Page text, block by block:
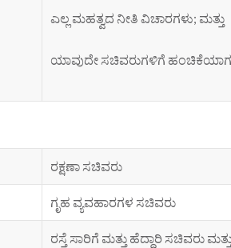
ಎಲ್ಲ ಮಹತ್ವದ ನೀತಿ ವಿಚಾರಗಳು; ಮತ್ತು
ಯಾವುದೇ ಸಚಿವರುಗಳಿಗೆ
ರಕ್ಷಣಾ ಸಚಿವರು
ಗೃಹ ವ್ಯವಹಾರಗಳ ಸಚಿವರು
ರಸ್ತೆ ಸಾರಿಗೆ ಮತ್ತು ಹೆದ್ದಾರಿ ಸಚಿವರು